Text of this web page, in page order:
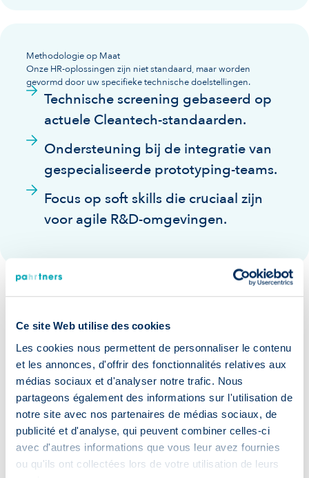
Ce site Web utilise des cookies
Les cookies nous permettent de personnaliser le contenu
et les annonces, d'offrir des fonctionnalités relatives aux
médias sociaux et d'analyser notre trafic. Nous
partageons également des informations sur l'utilisation de
notre site avec nos partenaires de médias sociaux, de
publicité et d'analyse, qui peuvent combiner celles-ci
avec d'autres informations que vous leur avez fournies
ou qu'ils ont collectées lors de votre utilisation de leurs
Methodologie op Maat
Onze HR-oplossingen zijn niet standaard, maar worden
gevormd door uw specifieke technische doelstellingen.
Technische screening gebaseerd op
actuele Cleantech-standaarden.
Ondersteuning bij de integratie van
gespecialiseerde prototyping-teams.
Focus op soft skills die cruciaal zijn
voor agile R&D-omgevingen.
Onze garanties:
Versnelde
werving